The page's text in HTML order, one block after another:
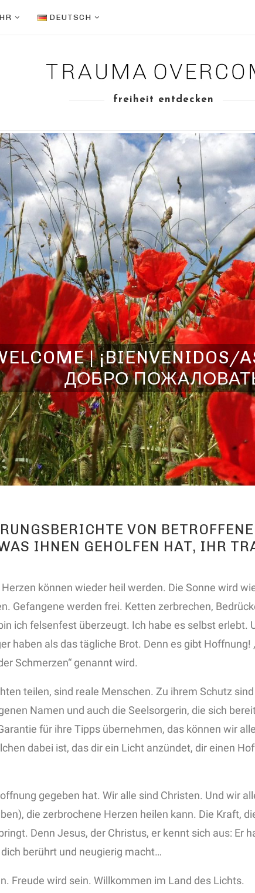
DEUTSCH
freiheit entdecken
| ¡BIENVENIDOS/
ДОБРО
VON
IHNEN GEHOLFEN HAT, IHR
können wieder heil werden. Die Sonne wird
Gefangene werden frei. Ketten zerbrechen,
ich felsenfest überzeugt. Ich habe es selbst erlebt.
haben als das tägliche Brot. Denn es gibt
Schmerzen“ genannt wird.
teilen, sind reale Menschen. Zu ihrem Schutz
Namen und auch die Seelsorgerin, die sich
für ihre Tipps übernehmen, das können wir
dabei ist, das dir ein Licht anzündet, dir einen
gegeben hat. Wir alle sind Christen. Und wir
die zerbrochene Herzen heilen kann. Die Kraft,
Denn Jesus, der Christus, er kennt sich aus: Er
berührt und neugierig macht…
Freude wird sein. Willkommen im Land des Lichts.